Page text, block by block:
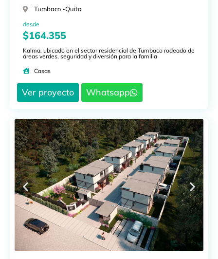
Tumbaco -Quito
desde
$164.355
Kalma, ubicado en el sector residencial de Tumbaco rodeado de
áreas verdes, seguridad y diversión para la familia
Casas
Ver proyecto Whatsapp